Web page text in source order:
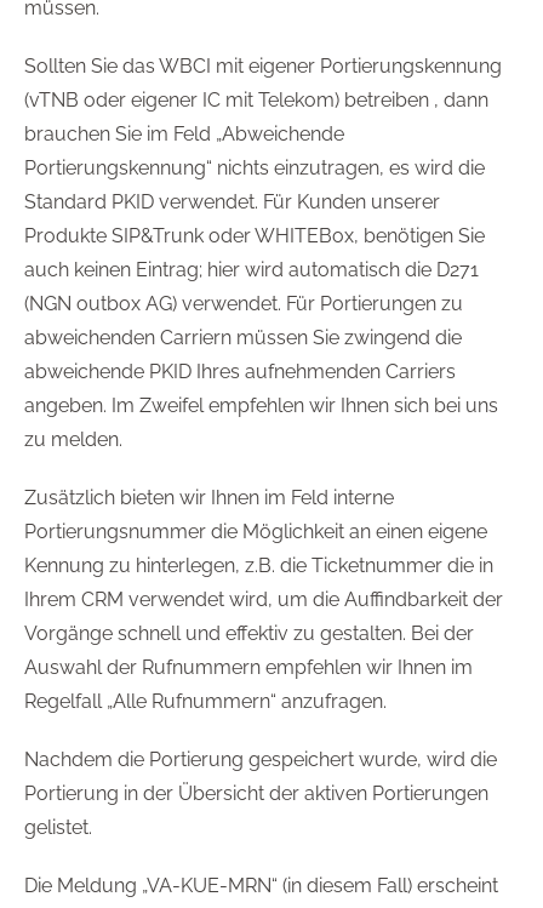
müssen.
Sollten Sie das WBCI mit eigener Portierungskennung
(vTNB oder eigener IC mit Telekom) betreiben , dann
brauchen Sie im Feld „Abweichende
Portierungskennung“ nichts einzutragen, es wird die
Standard PKID verwendet. Für Kunden unserer
Produkte SIP&Trunk oder WHITEBox, benötigen Sie
auch keinen Eintrag; hier wird automatisch die D271
(NGN outbox AG) verwendet. Für Portierungen zu
abweichenden Carriern müssen Sie zwingend die
abweichende PKID Ihres aufnehmenden Carriers
angeben. Im Zweifel empfehlen wir Ihnen sich bei uns
zu melden.
Zusätzlich bieten wir Ihnen im Feld interne
Portierungsnummer die Möglichkeit an einen eigene
Kennung zu hinterlegen, z.B. die Ticketnummer die in
Ihrem CRM verwendet wird, um die Auffindbarkeit der
Vorgänge schnell und effektiv zu gestalten. Bei der
Auswahl der Rufnummern empfehlen wir Ihnen im
Regelfall „Alle Rufnummern“ anzufragen.
Nachdem die Portierung gespeichert wurde, wird die
Portierung in der Übersicht der aktiven Portierungen
gelistet.
Die Meldung „VA-KUE-MRN“ (in diesem Fall) erscheint